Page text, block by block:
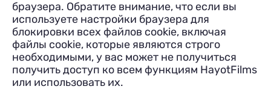
браузера. Обратите внимание, что если вы
используете настройки браузера для
блокировки всех файлов cookie, включая
файлы cookie, которые являются строго
необходимыми, у вас может не получиться
получить доступ ко всем функциям HayotFilms
или использовать их.